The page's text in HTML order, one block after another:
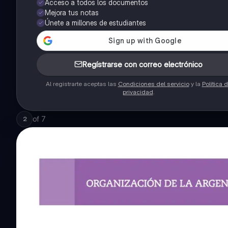
Acceso a todos los documentos
Mejora tus notas
Únete a millones de estudiantes
Regístrarse con correo electrónico
Al registrarte aceptas las Condiciones del servicioy la Política
privacidad.
2 of 7